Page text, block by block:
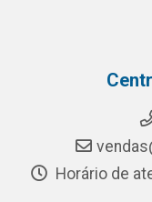
Horário de